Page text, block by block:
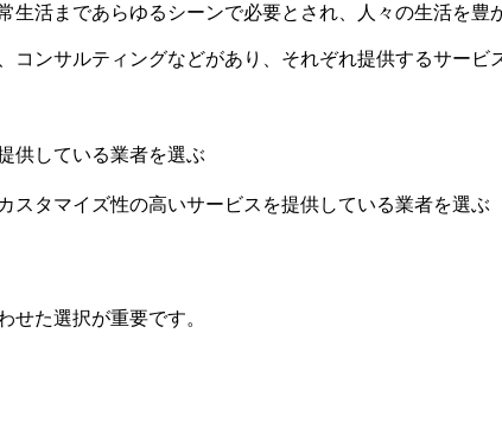
活まであらゆるシーンで必要とされ、人々の生活を豊
ンサルティングなどがあり、それぞれ提供するサー
供している業者を選ぶ
スタマイズ性の高いサービスを提供している業者を選ぶ
せた選択が重要です。